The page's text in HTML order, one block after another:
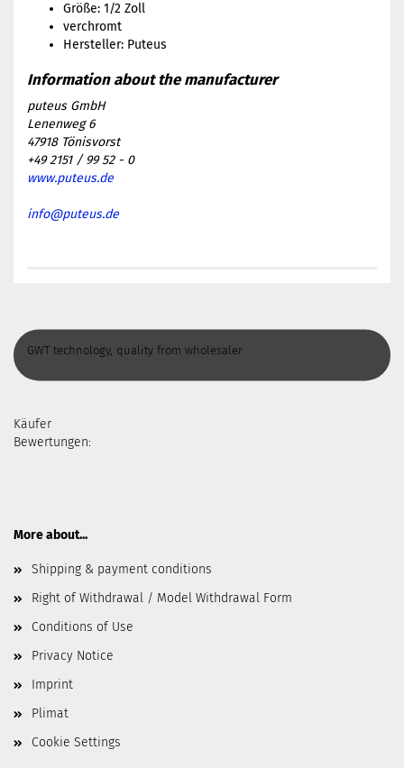
Größe: 1/2 Zoll
verchromt
Hersteller: Puteus
puteus GmbH
Lenenweg 6
47918 Tönisvorst
+49 2151 / 99 52 - 0
www.puteus.de
info@puteus.de
GWT technology, quality from wholesaler
Käufer
Bewertungen:
More about...
Shipping & payment conditions
Right of Withdrawal / Model Withdrawal Form
Conditions of Use
Privacy Notice
Imprint
Plimat
Cookie Settings